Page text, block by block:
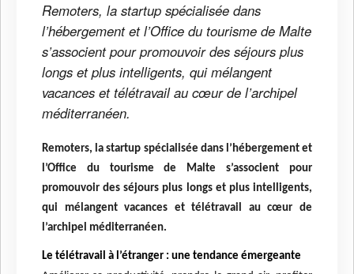
Remoters, la startup spécialisée dans
l’hébergement et l’Office du tourisme de Malte
s’associent pour promouvoir des séjours plus
longs et plus intelligents, qui mélangent
vacances et télétravail au cœur de l’archipel
méditerranéen.
Remoters, la startup spécialisée dans l’hébergement et
l’Office du tourisme de Malte s’associent pour
promouvoir des séjours plus longs et plus intelligents,
qui mélangent vacances et télétravail au cœur de
l’archipel méditerranéen.
Le télétravail à l’étranger : une tendance émergeante